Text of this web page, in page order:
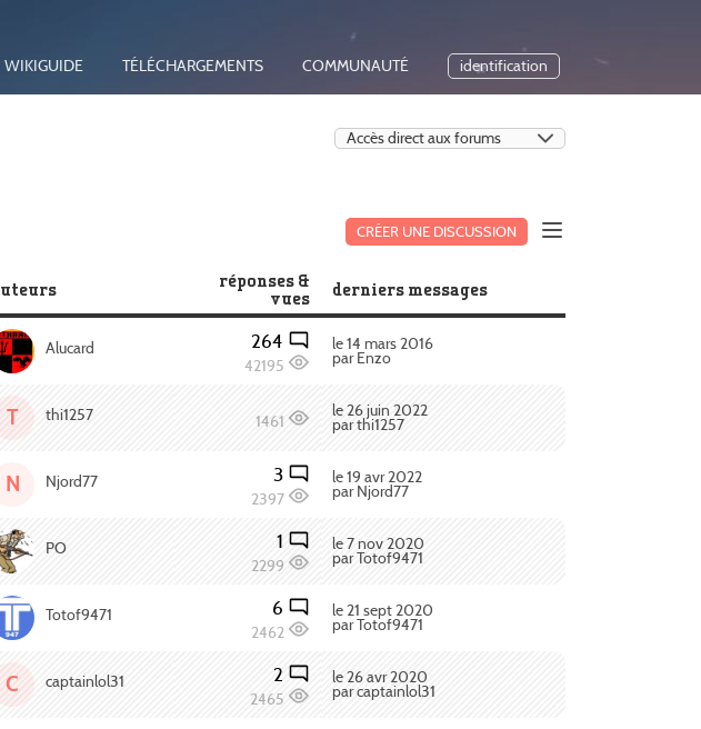
WIKIGUIDE TÉLÉCHARGEMENTS COMMUNAUTÉ identification
CRÉER UNE DISCUSSION
réponses &
vues
derniers messages
Alucard 264
42195
le 14 mars 2016
par Enzo
T thi1257 1461
le 26 juin 2022
par thi1257
N Njord77 3
2397
le 19 avr 2022
par Njord77
PO 1
2299
le 7 nov 2020
par Totof9471
Totof9471 6
2462
le 21 sept 2020
par Totof9471
C captainlol31 2
2465
le 26 avr 2020
par captainlol31